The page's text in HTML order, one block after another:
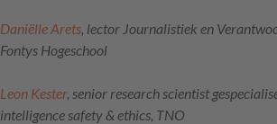
Daniëlle Arets , lector Journalistiek en
Fontys Hogeschool
Leon Kester, senior research scientist
intelligence safety & ethics, TNO